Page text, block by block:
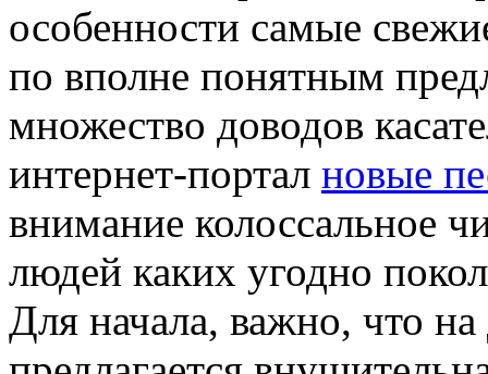
особенности самые
по вполне понятным
множество доводов
интернет-портал новые
внимание колоссальное
людей каких угодно
Для начала, важно, что